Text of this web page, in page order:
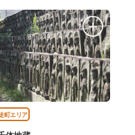
町エリア